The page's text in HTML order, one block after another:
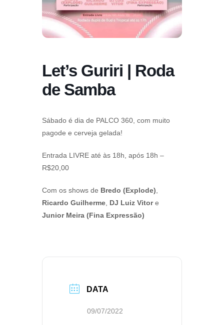
Let’s Guriri | Roda
de Samba
Sábado é dia de PALCO 360, com muito
pagode e cerveja gelada!
Entrada LIVRE até às 18h, após 18h –
R$20,00
Com os shows de Bredo (Explode)
Ricardo Guilherme DJ Luiz Vitore
Junior Meira (Fina Expressão)
DATA
09/07/2022